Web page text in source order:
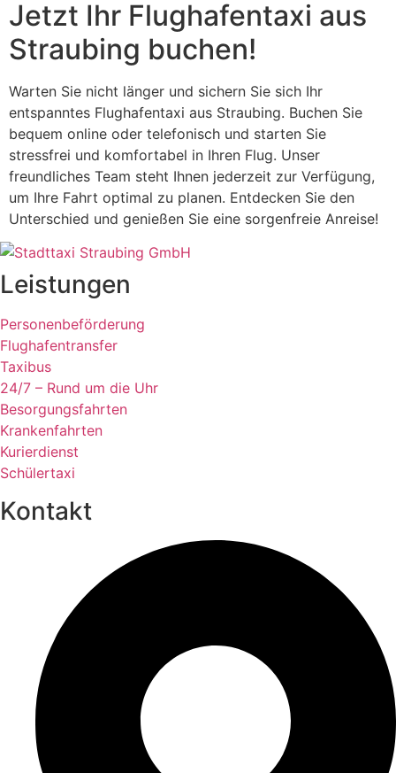
Jetzt Ihr Flughafentaxi aus
Straubing buchen!
Warten Sie nicht länger und sichern Sie sich Ihr
entspanntes Flughafentaxi aus Straubing. Buchen Sie
bequem online oder telefonisch und starten Sie
stressfrei und komfortabel in Ihren Flug. Unser
freundliches Team steht Ihnen jederzeit zur Verfügung,
um Ihre Fahrt optimal zu planen. Entdecken Sie den
Unterschied und genießen Sie eine sorgenfreie Anreise!
Leistungen
Personenbeförderung
Flughafentransfer
Taxibus
24/7 – Rund um die Uhr
Besorgungsfahrten
Krankenfahrten
Kurierdienst
Schülertaxi
Kontakt